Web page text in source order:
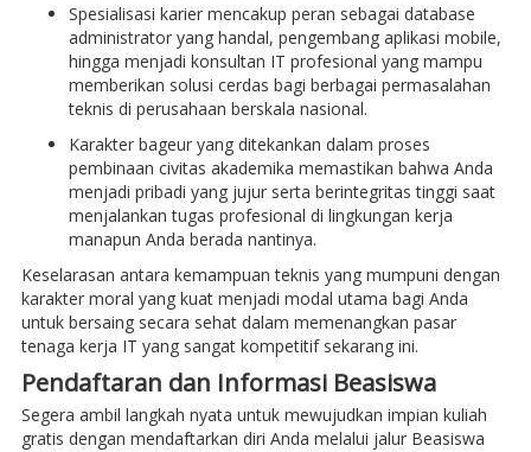
Spesialisasi karier mencakup peran sebagai database
administrator yang handal, pengembang aplikasi mobile,
hingga menjadi konsultan IT profesional yang mampu
memberikan solusi cerdas bagi berbagai permasalahan
teknis di perusahaan berskala nasional.
Karakter bageur yang ditekankan dalam proses
pembinaan civitas akademika memastikan bahwa Anda
menjadi pribadi yang jujur serta berintegritas tinggi saat
menjalankan tugas profesional di lingkungan kerja
manapun Anda berada nantinya.
Keselarasan antara kemampuan teknis yang mumpuni dengan
karakter moral yang kuat menjadi modal utama bagi Anda
untuk bersaing secara sehat dalam memenangkan pasar
tenaga kerja IT yang sangat kompetitif sekarang ini.
Pendaftaran dan Informasi Beasiswa
Segera ambil langkah nyata untuk mewujudkan impian kuliah
gratis dengan mendaftarkan diri Anda melalui jalur Beasiswa